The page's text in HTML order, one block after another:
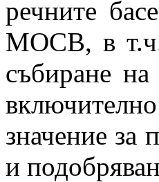
речните
МОСВ, в т.ч.
събиране
значение за
и